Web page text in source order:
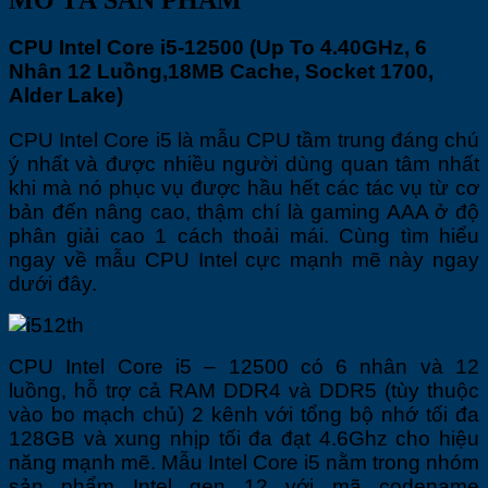
Luồng,18MB
Cache,
Socket
1700,
Lake)
quantity
CPU Intel Core i5-12500 (Up To 4.40GHz, 6
Nhân 12 Luồng,18MB Cache, Socket 1700,
Alder Lake)
CPU Intel Core i5 là mẫu CPU tầm trung đáng chú
ý nhất và được nhiều người dùng quan tâm nhất
khi mà nó phục vụ được hầu hết các tác vụ từ cơ
bản đến nâng cao, thậm chí là gaming AAA ở độ
phân giải cao 1 cách thoải mái. Cùng tìm hiểu
ngay về mẫu CPU Intel cực mạnh mẽ này ngay
dưới đây.
CPU Intel Core i5 – 12500 có 6 nhân và 12
luồng, hỗ trợ cả RAM DDR4 và DDR5 (tùy thuộc
vào bo mạch chủ) 2 kênh với tổng bộ nhớ tối đa
128GB và xung nhịp tối đa đạt 4.6Ghz cho hiệu
năng mạnh mẽ. Mẫu Intel Core i5 nằm trong nhóm